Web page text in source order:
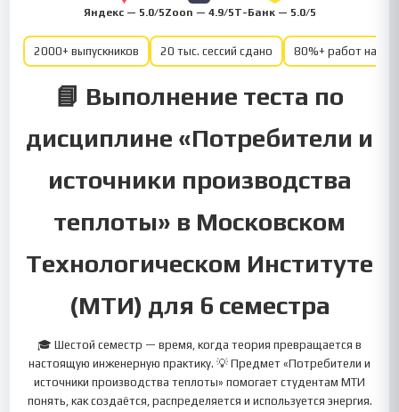
Яндекс — 5.0/5Zoon — 4.9/5Т-Банк — 5.0/5
2000+ выпускников 20 тыс. сессий сдано 80%+ работ на
📘 Выполнение теста по
дисциплине «Потребители и
источники производства
теплоты» в Московском
Технологическом Институте
(МТИ) для 6 семестра
🎓 Шестой семестр — время, когда теория превращается в
настоящую инженерную практику. 💡 Предмет «Потребители и
источники производства теплоты» помогает студентам МТИ
понять, как создаётся, распределяется и используется энергия.